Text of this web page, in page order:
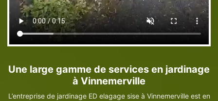
Une large gamme de services en jardinage
à Vinnemerville
L’entreprise de jardinage ED elagage sise à Vinnemerville est en